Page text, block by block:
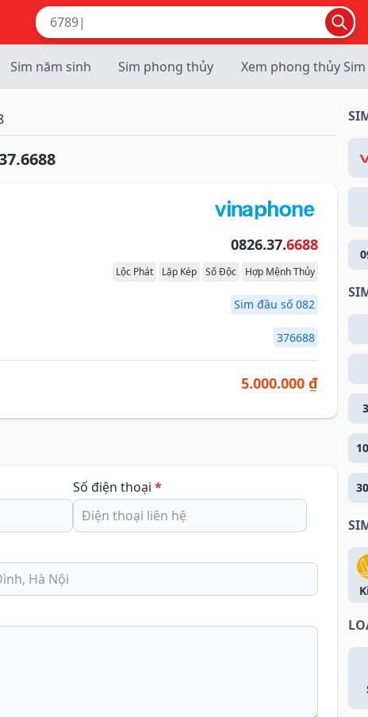
Sim năm sinh Sim phong thủy Xem phong thủy Sim
0826.37.6688
Lộc Phát Lặp Kép Số Độc Hợp Mệnh Thủy
Sim đầu số 082
376688
5.000.000 ₫
Số điện thoại *